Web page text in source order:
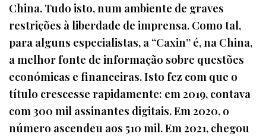
China. Tudo isto, num ambiente de graves
restrições à liberdade de imprensa. Como tal,
para alguns especialistas, a “Caxin” é, na China,
a melhor fonte de informação sobre questões
económicas e financeiras. Isto fez com que o
título crescesse rapidamente: em 2019, contava
com 300 mil assinantes digitais. Em 2020, o
número ascendeu aos 510 mil. Em 2021, chegou